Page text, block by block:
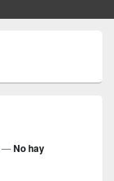
—No hay